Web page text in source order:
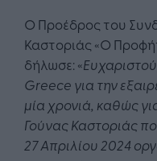
Ο Προέδρος του
Καστοριάς «Ο
δήλωσε: «
Greece για την
μία χρονιά, καθώς
Γούνας Καστοριάς
27 Απριλίου 2024